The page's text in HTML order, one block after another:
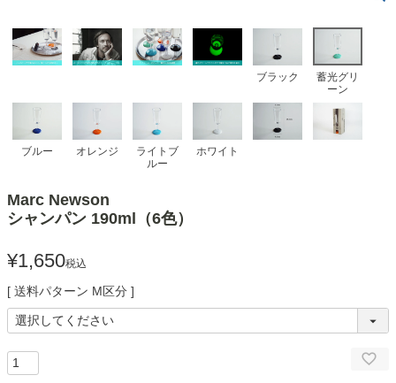
ブラック
蓄光グリ
ーン
ブルー オレンジ
ライトブ
ルー
ホワイト
Marc Newson
シャンパン 190ml（6色）
¥1,650税込
送料パターン M区分